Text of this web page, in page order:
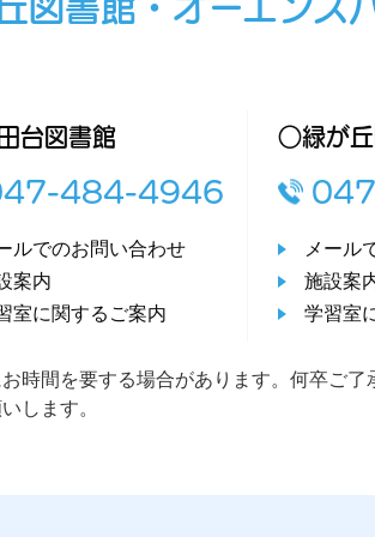
図書館・オーエンス
台図書館
484-4946
ルでのお問い合わせ
案内
室に関するご案内
○緑が丘
メール
施設案
学習室
時間を要する場合があります。何卒ご了
します。